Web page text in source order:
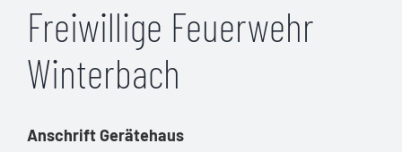
Freiwillige Feuerwehr
Winterbach
Anschrift Gerätehaus